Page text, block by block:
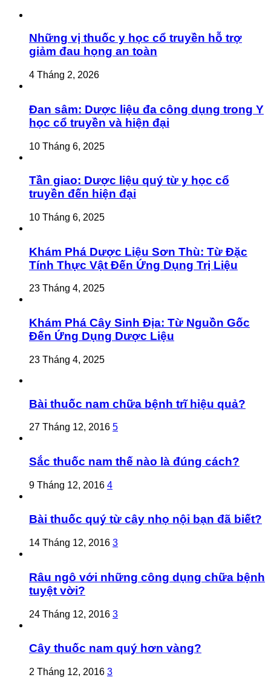
Những vị thuốc y học cổ truyền hỗ trợ
giảm đau họng an toàn
4 Tháng 2, 2026
Đan sâm: Dược liệu đa công dụng trong Y
học cổ truyền và hiện đại
10 Tháng 6, 2025
Tần giao: Dược liệu quý từ y học cổ
truyền đến hiện đại
10 Tháng 6, 2025
Khám Phá Dược Liệu Sơn Thù: Từ Đặc
Tính Thực Vật Đến Ứng Dụng Trị Liệu
23 Tháng 4, 2025
Khám Phá Cây Sinh Địa: Từ Nguồn Gốc
Đến Ứng Dụng Dược Liệu
23 Tháng 4, 2025
Bài thuốc nam chữa bệnh trĩ hiệu quả?
27 Tháng 12, 2016 5
Sắc thuốc nam thế nào là đúng cách?
9 Tháng 12, 2016 4
Bài thuốc quý từ cây nhọ nội bạn đã biết?
14 Tháng 12, 2016 3
Râu ngô với những công dụng chữa bệnh
tuyệt vời?
24 Tháng 12, 2016 3
Cây thuốc nam quý hơn vàng?
2 Tháng 12, 2016 3